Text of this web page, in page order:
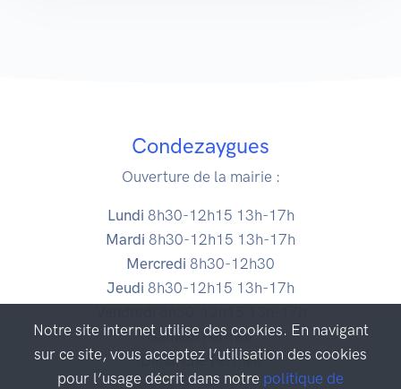
Notre site internet utilise des cookies. En navigant
sur ce site, vous acceptez l’utilisation des cookies
pour l’usage décrit dans notre politique de
Condezaygues
Ouverture de la mairie :
Lundi 8h30-12h15 13h-17h
Mardi 8h30-12h15 13h-17h
Mercredi 8h30-12h30
Jeudi 8h30-12h15 13h-17h
SamediFermée
Dimanche Fermée